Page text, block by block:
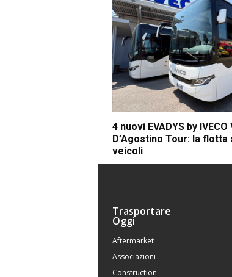
4 nuovi EVADYS by IVECO
D’Agostino Tour: la flotta
veicoli
Trasportare
Oggi
Aftermarket
Associazioni
Construction